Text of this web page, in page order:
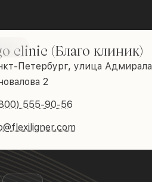
clinic (Благо клиник)
Петербург, улица Адмирала
2
555-90-56